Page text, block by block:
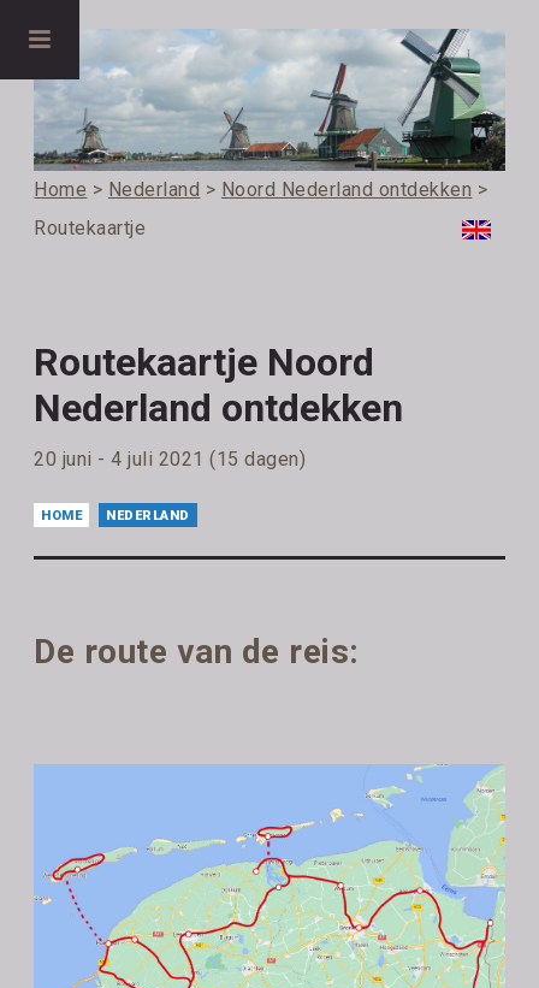
Home > Nederland > Noord Nederland ontdekken >
Routekaartje
Routekaartje Noord
Nederland ontdekken
20 juni - 4 juli 2021 (15 dagen)
HOME NEDERLAND
De route van de reis: